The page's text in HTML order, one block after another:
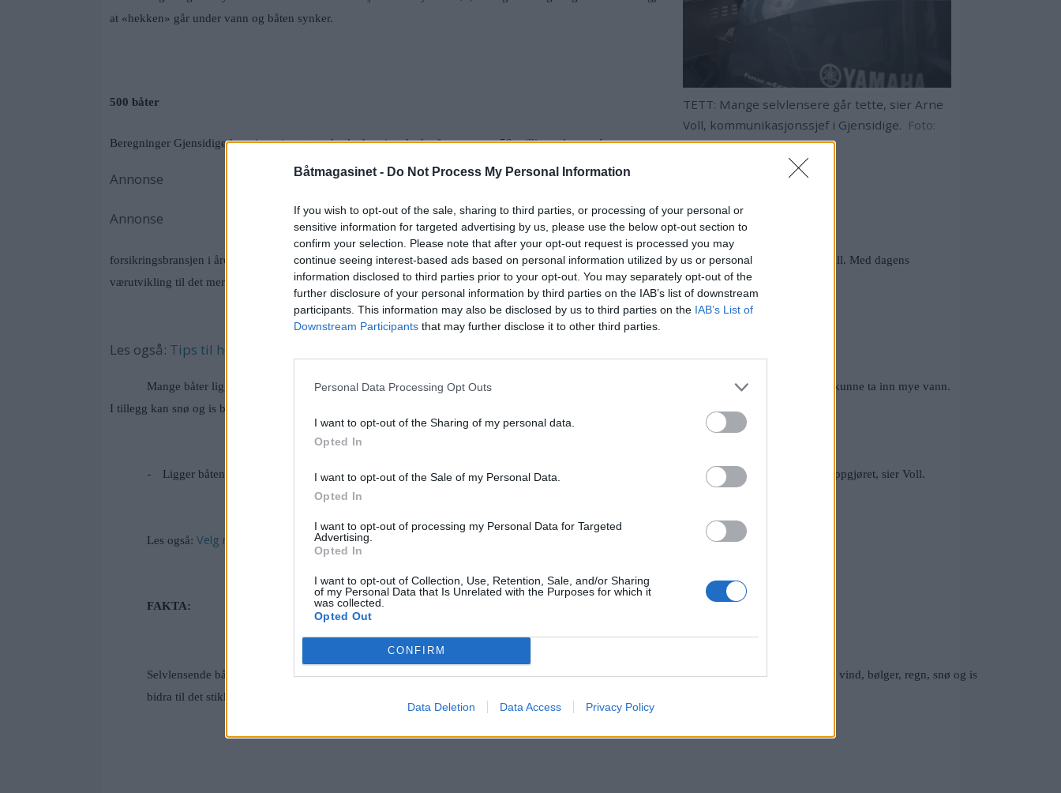
Båtmagasinet - Do Not Process My Personal Information
If you wish to opt-out of the sale, sharing to third parties, or processing of your personal or
sensitive information for targeted advertising by us, please use the below opt-out section to
confirm your selection. Please note that after your opt-out request is processed you may
continue seeing interest-based ads based on personal information utilized by us or personal
information disclosed to third parties prior to your opt-out. You may separately opt-out of the
further disclosure of your personal information by third parties on the IAB’s list of downstream
participants. This information may also be disclosed by us to third parties on the IAB’s List of
Downstream Participants that may further disclose it to other third parties.
Personal Data Processing Opt Outs
I want to opt-out of the Sharing of my personal data.
Opted In
I want to opt-out of the Sale of my Personal Data.
Opted In
I want to opt-out of processing my Personal Data for Targeted
Advertising.
Opted In
I want to opt-out of Collection, Use, Retention, Sale, and/or Sharing
of my Personal Data that Is Unrelated with the Purposes for which it
was collected.
Opted Out
CONFIRM
Data Deletion Data Access Privacy Policy
TETT: Mange selvlensere går tette, sier Arne
Voll, kommunikasjonssjef i Gjensidige. Foto:
Gjensidige.
Annonse
at «hekken» går under vann og båten synker.
Annonse
500 båter
Beregninger Gjensidige har gjort viser at synkeskader gjør skader for nærmere 50 millioner kroner for
forsikringsbransjen i året. Totalt havner rundt 500 båter under vann hvert år og mer enn halvparten av disse er selvlensende. I tillegg er det mørketall. Med dagens
værutvikling til det mer ekstreme er det ingen ting som tyder på at tallet vil bli lavere i år.
Les også: Tips til helårsbruk av båten
Mange båter ligger ute hele året. Tidligere var folk flinkere til å se til sin egen og andres båter, fordi de viste at det var en risiko for at båten kunne ta inn mye vann.
I tillegg kan snø og is bidra til å tette igjen dreneringssystemet.
- Ligger båten ute over lengre tid uten tilsyn og får en skade som følge av dette, kan det i enkelte tilfeller få konsekvenser for forsikringsoppgjøret, sier Voll.
Les også:Velg riktig frostvæske
FAKTA:
Selvlensende båter har et dreneringshull i skroget som i prinsippet skal tømme båten for vann. Ligger båten uten tilsyn, kan værforhold som vind, bølger, regn, snø og is
bidra til det stikk motsatte. Nemmelig at vann renner inn og ikke ut.